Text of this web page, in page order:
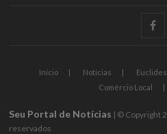
Início Notícias
Comércio Local
Seu Portal de Notícias | © Copyright
reservados